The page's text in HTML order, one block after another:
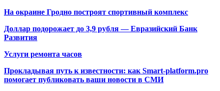
На окраине Гродно построят спортивный комплекс
Доллар подорожает до 3,9 рубля — Евразийский Банк
Развития
Услуги ремонта часов
Прокладывая путь к известности: как Smart-platform.pro
помогает публиковать ваши новости в СМИ